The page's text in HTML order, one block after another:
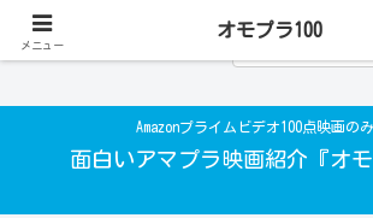
Amazonプライムビデオ100点映画の
面白いアマプラ映画紹介『オモ
メニュー
オモプラ100